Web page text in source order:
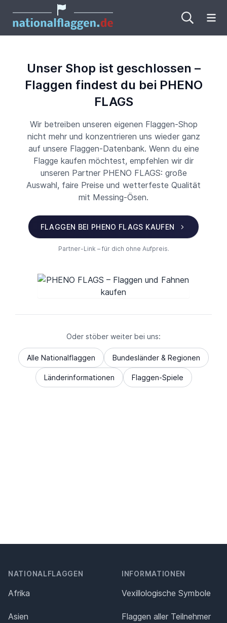
Unser Shop ist geschlossen –
Flaggen findest du bei PHENO
FLAGS
Wir betreiben unseren eigenen Flaggen-Shop
nicht mehr und konzentrieren uns wieder ganz
auf unsere Flaggen-Datenbank. Wenn du eine
Flagge kaufen möchtest, empfehlen wir dir
unseren Partner PHENO FLAGS: große
Auswahl, faire Preise und wetterfeste Qualität
mit Messing-Ösen.
FLAGGEN BEI PHENO FLAGS KAUFEN
Partner-Link – für dich ohne Aufpreis.
Oder stöber weiter bei uns:
Alle Nationalflaggen Bundesländer & Regionen
Länderinformationen Flaggen-Spiele
NATIONALFLAGGEN
Afrika
Asien
INFORMATIONEN
Vexillologische Symbole
Flaggen aller Teilnehmer